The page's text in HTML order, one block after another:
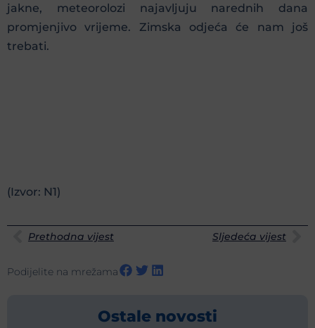
jakne, meteorolozi najavljuju narednih dana
promjenjivo vrijeme. Zimska odjeća će nam još
trebati.
(Izvor: N1)
Prethodna vijest Sljedeća vijest
Podijelite na mrežama
Ostale novosti